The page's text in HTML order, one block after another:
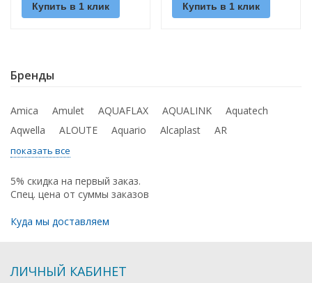
Купить в 1 клик Купить в 1 клик
Бренды
Amica Amulet AQUAFLAX AQUALINK
Aquatech
Aqwella
ALOUTE Aquario Alcaplast AR
показать все
5% скидка на первый заказ.
Спец. цена от суммы заказов
Куда мы доставляем
ЛИЧНЫЙ КАБИНЕТ